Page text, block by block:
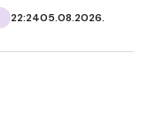
22:2405.08.2026.